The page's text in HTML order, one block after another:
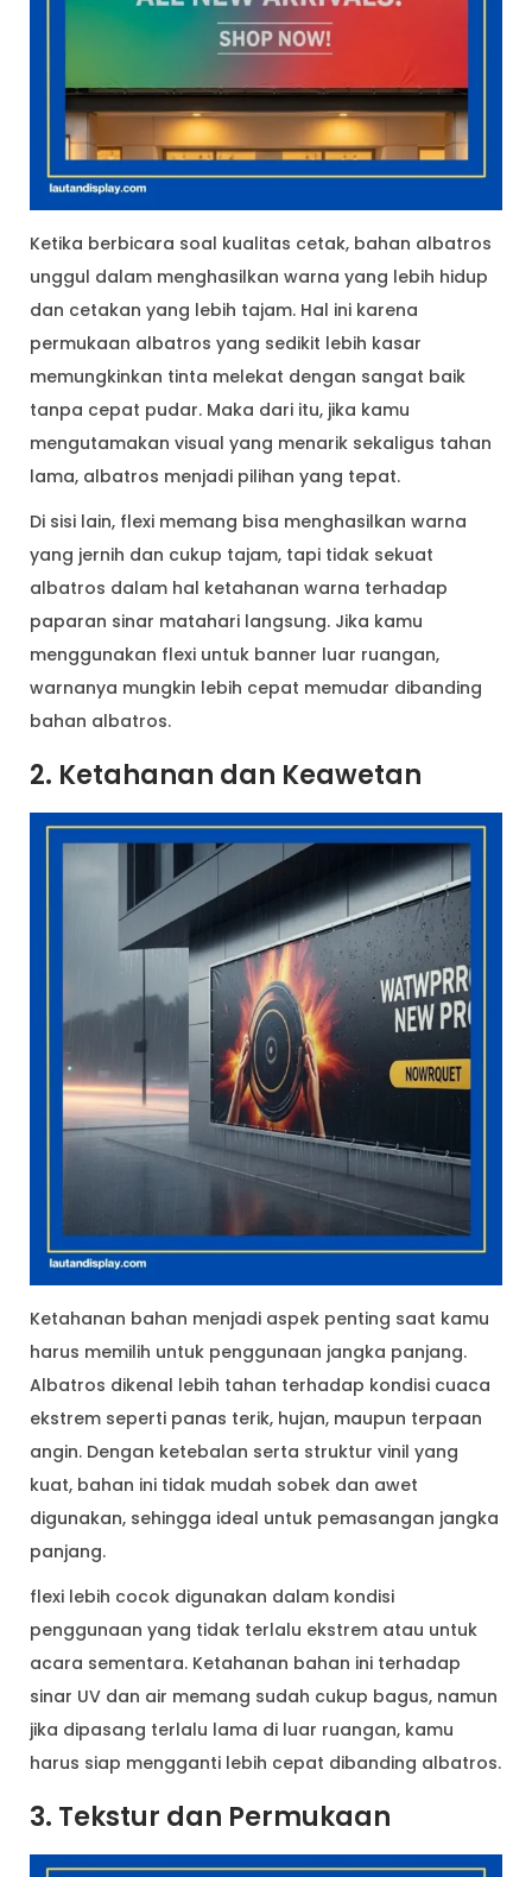
Ketika berbicara soal kualitas cetak, bahan albatros
unggul dalam menghasilkan warna yang lebih hidup
dan cetakan yang lebih tajam. Hal ini karena
permukaan albatros yang sedikit lebih kasar
memungkinkan tinta melekat dengan sangat baik
tanpa cepat pudar. Maka dari itu, jika kamu
mengutamakan visual yang menarik sekaligus tahan
lama, albatros menjadi pilihan yang tepat.
Di sisi lain, flexi memang bisa menghasilkan warna
yang jernih dan cukup tajam, tapi tidak sekuat
albatros dalam hal ketahanan warna terhadap
paparan sinar matahari langsung. Jika kamu
menggunakan flexi untuk banner luar ruangan,
warnanya mungkin lebih cepat memudar dibanding
bahan albatros.
2. Ketahanan dan Keawetan
Ketahanan bahan menjadi aspek penting saat kamu
harus memilih untuk penggunaan jangka panjang.
Albatros dikenal lebih tahan terhadap kondisi cuaca
ekstrem seperti panas terik, hujan, maupun terpaan
angin. Dengan ketebalan serta struktur vinil yang
kuat, bahan ini tidak mudah sobek dan awet
digunakan, sehingga ideal untuk pemasangan jangka
panjang.
flexi lebih cocok digunakan dalam kondisi
penggunaan yang tidak terlalu ekstrem atau untuk
acara sementara. Ketahanan bahan ini terhadap
sinar UV dan air memang sudah cukup bagus, namun
jika dipasang terlalu lama di luar ruangan, kamu
harus siap mengganti lebih cepat dibanding albatros.
3. Tekstur dan Permukaan